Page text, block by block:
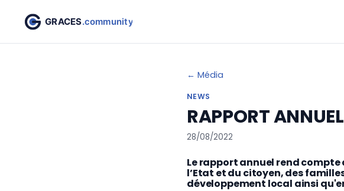
← Média
NEWS
RAPPORT
28/08/2022
Le rapport annuel rend compte
l’Etat et du citoyen, des
développement local ainsi